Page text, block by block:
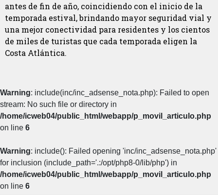
antes de fin de año, coincidiendo con el inicio de la
temporada estival, brindando mayor seguridad vial y
una mejor conectividad para residentes y los cientos
de miles de turistas que cada temporada eligen la
Costa Atlántica.
Warning: include(inc/inc_adsense_nota.php): Failed to open
stream: No such file or directory in
/home/icweb04/public_html/webapp/p_movil_articulo.php
on line 6
Warning: include(): Failed opening 'inc/inc_adsense_nota.php'
for inclusion (include_path='.:/opt/php8-0/lib/php') in
/home/icweb04/public_html/webapp/p_movil_articulo.php
on line 6